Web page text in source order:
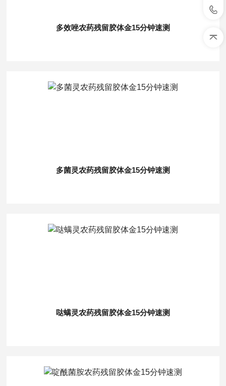
多效唑农药残留胶体金15分钟速测
多菌灵农药残留胶体金15分钟速测
哒螨灵农药残留胶体金15分钟速测